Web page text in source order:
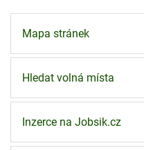
Mapa stránek
Hledat volná místa
Inzerce na Jobsik.cz